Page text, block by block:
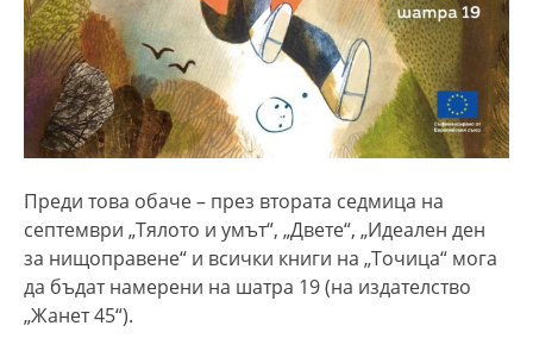
Преди това обаче – през втората седмица на
септември „Тялото и умът“, „Двете“, „Идеален ден
за нищоправене“ и всички книги на „Точица“ мога
да бъдат намерени на шатра 19 (на издателство
„Жанет 45“).